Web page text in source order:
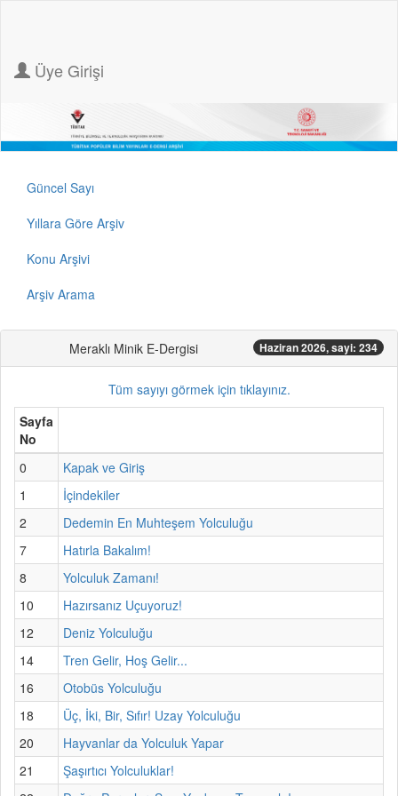
Üye Girişi
Güncel Sayı
Yıllara Göre Arşiv
Konu Arşivi
Arşiv Arama
Meraklı Minik E-Dergisi Haziran 2026, sayi: 234
Tüm sayıyı görmek için tıklayınız.
Sayfa
No
0
Kapak ve Giriş
1
İçindekiler
2
Dedemin En Muhteşem Yolculuğu
7
Hatırla Bakalım!
8
Yolculuk Zamanı!
10
Hazırsanız Uçuyoruz!
12
Deniz Yolculuğu
14
Tren Gelir, Hoş Gelir...
16
Otobüs Yolculuğu
18
Üç, İki, Bir, Sıfır! Uzay Yolculuğu
20
Hayvanlar da Yolculuk Yapar
21
Şaşırtıcı Yolculuklar!